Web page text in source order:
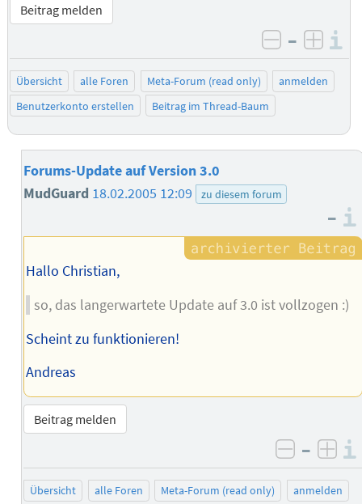
Beitrag melden
negativ
–
Übersicht alle Foren Meta-Forum (read only)
anmelden
Benutzerkonto erstellen
Beitrag im Thread-Baum
Forums-Update auf Version 3.0
MudGuard 18.02.2005 12:09 zu diesem forum
–
Hallo Christian,
so, das langerwartete Update auf 3.0 ist vollzogen :)
Scheint zu funktionieren!
Andreas
Beitrag melden
negativ
–
Übersicht alle Foren Meta-Forum (read only) anmelden